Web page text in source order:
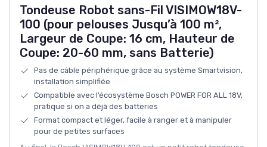
Tondeuse Robot sans-Fil VISIMOW18V-
100 (pour pelouses Jusqu’à 100 m²,
Largeur de Coupe: 16 cm, Hauteur de
Coupe: 20-60 mm, sans Batterie)
Pas de câble périphérique grâce au système Smartvision,
installation simplifiée
Compatible avec l’écosystème Bosch POWER FOR ALL 18V,
pratique si on a déjà des batteries
Format compact et léger, facile à ranger et à manipuler
pour de petites surfaces